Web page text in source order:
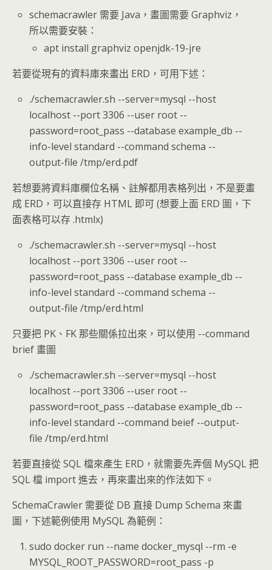
schemacrawler 需要 Java，畫圖需要 Graphviz，
所以需要安裝：
apt install graphviz openjdk-19-jre
若要從現有的資料庫來畫出 ERD，可用下述：
./schemacrawler.sh --server=mysql --host
localhost --port 3306 --user root --
password=root_pass --database example_db --
info-level standard --command schema --
output-file /tmp/erd.pdf
若想要將資料庫欄位名稱、註解都用表格列出，不是要畫
成 ERD，可以直接存 HTML 即可 (想要上面 ERD 圖，下
面表格可以存 .htmlx)
./schemacrawler.sh --server=mysql --host
localhost --port 3306 --user root --
password=root_pass --database example_db --
info-level standard --command schema --
output-file /tmp/erd.html
只要把 PK、FK 那些關係拉出來，可以使用 --command
brief 畫圖
./schemacrawler.sh --server=mysql --host
localhost --port 3306 --user root --
password=root_pass --database example_db --
info-level standard --command beief --output-
file /tmp/erd.html
若要直接從 SQL 檔來產生 ERD，就需要先弄個 MySQL 把
SQL 檔 import 進去，再來畫出來的作法如下。
SchemaCrawler 需要從 DB 直接 Dump Schema 來畫
圖，下述範例使用 MySQL 為範例：
sudo docker run --name docker_mysql --rm -e
MYSQL_ROOT_PASSWORD=root_pass -p